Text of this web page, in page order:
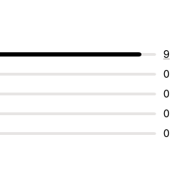
9
0
0
0
0